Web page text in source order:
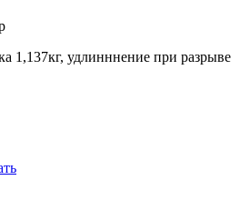
1,137кг, удлинннение при разрыве